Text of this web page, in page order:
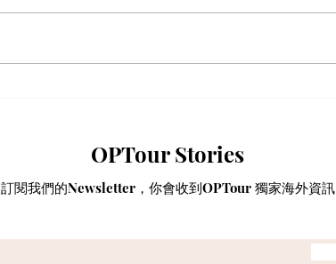
OPTour Stories
訂閱我們的Newsletter，你會收到OPTour 獨家海外資訊